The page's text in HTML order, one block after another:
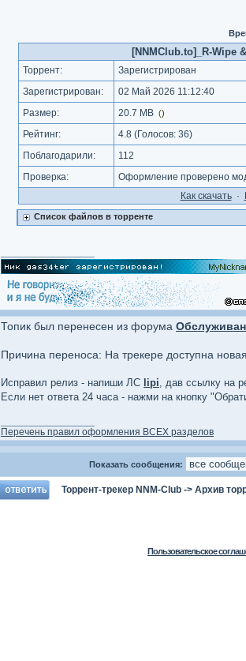
[NNMClub.to]_R-Wipe
Торрент:
Зарегистрирован
Зарегистрирован:
02 Май 2026 11:12:40
Размер:
20.7 MB ()
Рейтинг: 4.8 (Голосов: 36)
Поблагодарили:
112
Проверка:
Оформление проверено
Как cкачать·
Список файлов в торренте
Топик был перенесен из форума
Причина переноса: На трекере доступна
Исправил релиз - напиши ЛС lipi, дав ссылку на
Если нет ответа 24 часа - нажми на кнопку
Перечень правил оформления ВСЕХ разделов
Показать сообщения:
Торрент-трекер NNM-Club -> Архив
Пользовательское